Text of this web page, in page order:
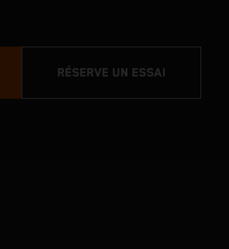
RÉSERVE UN ESSAI